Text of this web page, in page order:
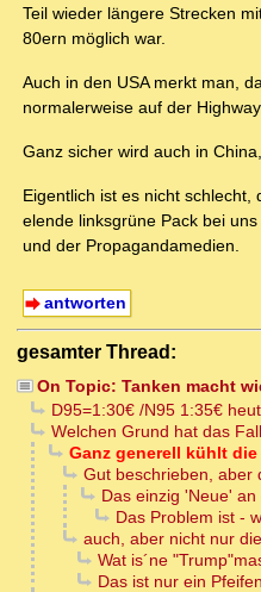
Teil wieder längere Strecken
80ern möglich war.
Auch in den USA merkt man,
normalerweise auf der
Ganz sicher wird auch in
Eigentlich ist es nicht
elende linksgrüne Pack bei
und der Propagandamedien.
antworten
gesamter Thread:
On Topic: Tanken macht
D95=1:30€ /N95 1:35€
Welchen Grund hat das
Ganz generell kühlt
Gut beschrieben, aber
Das einzig 'Neue'
Das Problem ist -
auch, aber nicht nur
Wat is´ne
Das ist nur ein